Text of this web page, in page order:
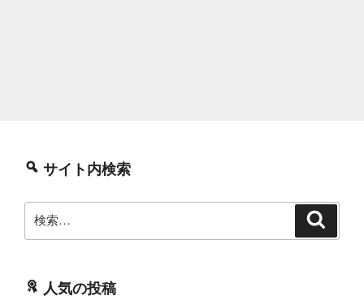
サイト内検索
索:
人気の投稿